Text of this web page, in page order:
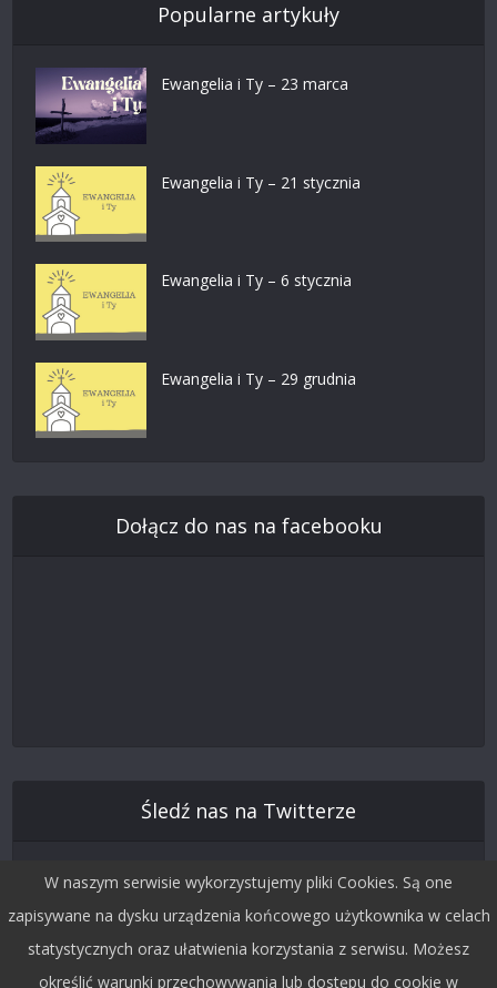
Popularne artykuły
Ewangelia i Ty – 23 marca
Ewangelia i Ty – 21 stycznia
Ewangelia i Ty – 6 stycznia
Ewangelia i Ty – 29 grudnia
Dołącz do nas na facebooku
Śledź nas na Twitterze
W naszym serwisie wykorzystujemy pliki Cookies. Są one
zapisywane na dysku urządzenia końcowego użytkownika w celach
statystycznych oraz ułatwienia korzystania z serwisu. Możesz
określić warunki przechowywania lub dostępu do cookie w